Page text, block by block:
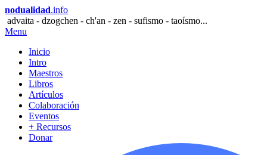
nodualidad.info
advaita - dzogchen - ch'an - zen - sufismo - taoísmo...
Menu
Inicio
Intro
Maestros
Libros
Artículos
Colaboración
Eventos
+ Recursos
Donar